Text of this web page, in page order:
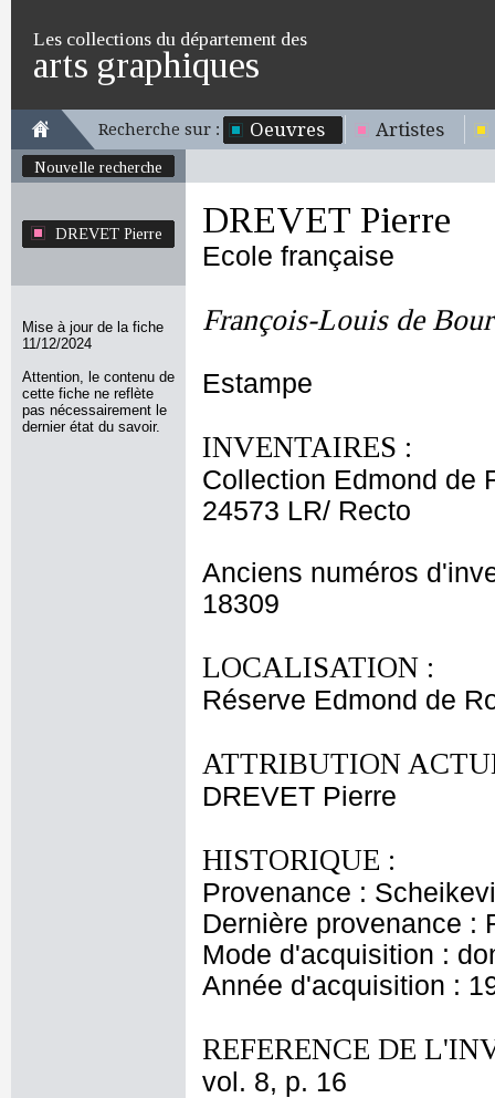
Les collections du département des
arts graphiques
Recherche sur : Oeuvres Artistes
Nouvelle recherche
DREVET Pierre
Mise à jour de la fiche
11/12/2024
Attention, le contenu de
cette fiche ne reflète
pas nécessairement le
dernier état du savoir.
DREVET Pierre
Ecole française
François-Louis de
Estampe
INVENTAIRES :
Collection Edmond de
24573 LR/ Recto
Anciens numéros
18309
LOCALISATION :
Réserve Edmond de
ATTRIBUTION
DREVET Pierre
HISTORIQUE :
Provenance :
Dernière provenance :
Mode d'acquisition :
Année d'acquisition :
REFERENCE DE
vol. 8, p. 16